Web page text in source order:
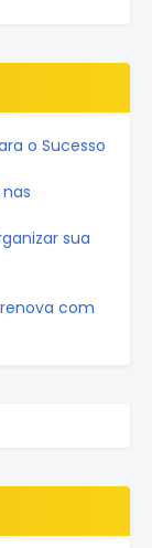
o Sucesso
sua
com